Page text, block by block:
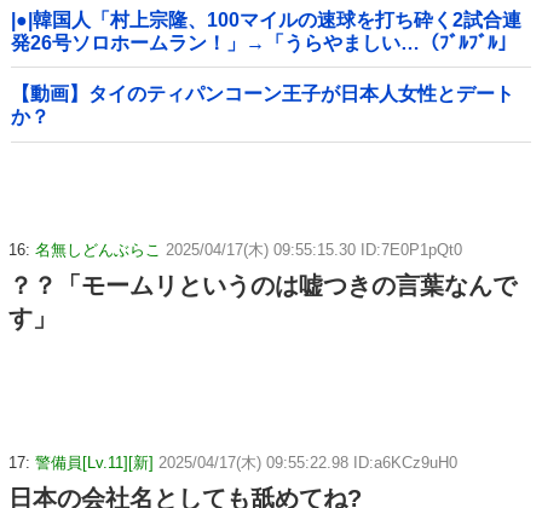
|●|韓国人「村上宗隆、100マイルの速球を打ち砕く2試合連
発26号ソロホームラン！」→「うらやましい…（ﾌﾞﾙﾌﾞﾙ」
＝韓国の反応
【動画】タイのティパンコーン王子が日本人女性とデート
か？
16: 名無しどんぶらこ 2025/04/17(木) 09:55:15.30 ID:7E0P1pQt0
？？「モームリというのは嘘つきの言葉なんで
す」
17: 警備員[Lv.11][新] 2025/04/17(木) 09:55:22.98 ID:a6KCz9uH0
日本の会社名としても舐めてね?